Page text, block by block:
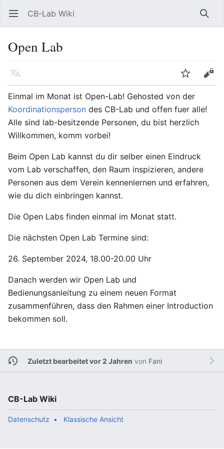
Hauptmenü öffnen CB-Lab Wiki
Open Lab
Sprache Beobachten
Bearbeiten
Einmal im Monat ist Open-Lab! Gehosted von der
Koordinationsperson des CB-Lab und offen fuer alle!
Alle sind lab-besitzende Personen, du bist herzlich
Willkommen, komm vorbei!
Beim Open Lab kannst du dir selber einen Eindruck
vom Lab verschaffen, den Raum inspizieren, andere
Personen aus dem Verein kennenlernen und erfahren,
wie du dich einbringen kannst.
Die Open Labs finden einmal im Monat statt.
Die nächsten Open Lab Termine sind:
26. September 2024, 18.00-20.00 Uhr
Danach werden wir Open Lab und
Bedienungsanleitung zu einem neuen Format
zusammenführen, dass den Rahmen einer Introduction
bekommen soll.
Zuletzt bearbeitet vor 2 Jahren von Fani
CB-Lab Wiki
Datenschutz Klassische Ansicht